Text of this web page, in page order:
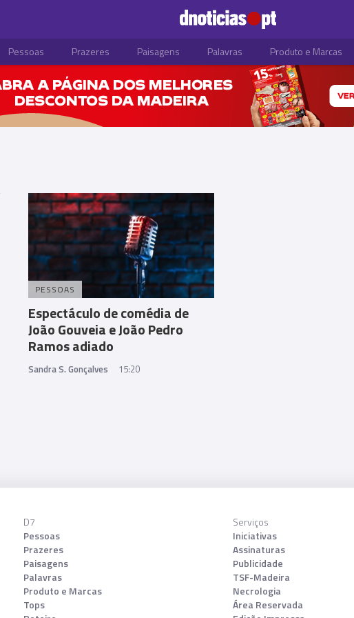
Pessoas Prazeres Paisagens Palavras Produto e Marcas
PESSOAS
Espectáculo de comédia de
João Gouveia e João Pedro
Ramos adiado
Sandra S. Gonçalves 15:20
D7
Pessoas
Prazeres
Paisagens
Palavras
Produto e Marcas
Tops
Serviços
Iniciativas
Assinaturas
Publicidade
TSF-Madeira
Necrologia
Área Reservada